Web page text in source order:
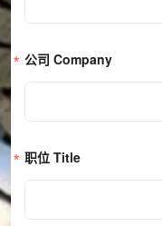
公司 Company
职位 Title